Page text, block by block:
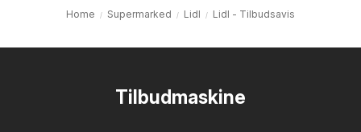
Home Supermarked Lidl Lidl - Tilbudsavis
Tilbudmaskine